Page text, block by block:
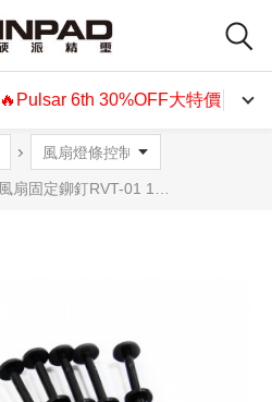
🔥Pulsar 6th 30%OFF大特價🔥
風扇固定鉚釘RVT-01 10入